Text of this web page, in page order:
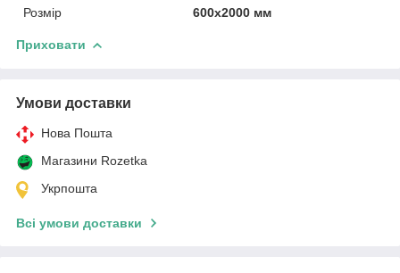
Розмір
600х2000 мм
Приховати
Умови доставки
Нова Пошта
Магазини Rozetka
Укрпошта
Всі умови доставки